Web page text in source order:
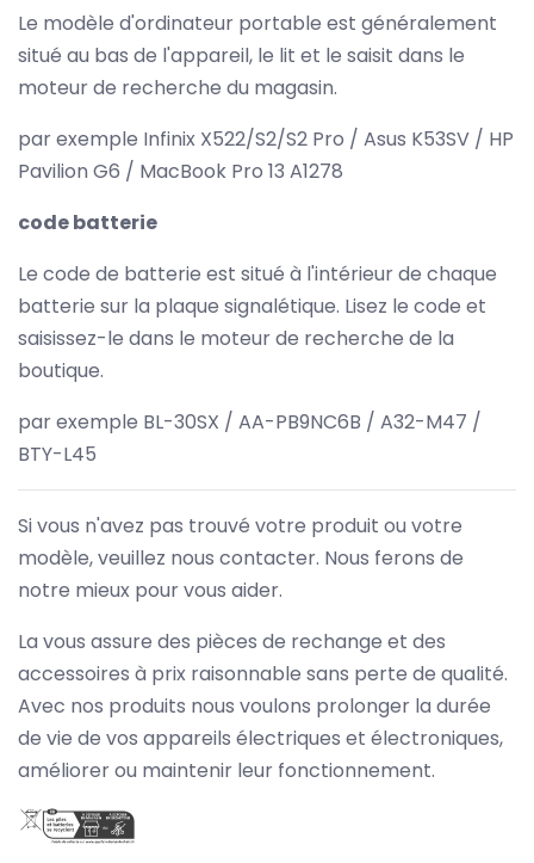
Le modèle d'ordinateur portable est généralement
situé au bas de l'appareil, le lit et le saisit dans le
moteur de recherche du magasin.
par exemple Infinix X522/S2/S2 Pro / Asus K53SV / HP
Pavilion G6 / MacBook Pro 13 A1278
code batterie
Le code de batterie est situé à l'intérieur de chaque
batterie sur la plaque signalétique. Lisez le code et
saisissez-le dans le moteur de recherche de la
boutique.
par exemple BL-30SX / AA-PB9NC6B / A32-M47 /
BTY-L45
Si vous n'avez pas trouvé votre produit ou votre
modèle, veuillez nous contacter. Nous ferons de
notre mieux pour vous aider.
La vous assure des pièces de rechange et des
accessoires à prix raisonnable sans perte de qualité.
Avec nos produits nous voulons prolonger la durée
de vie de vos appareils électriques et électroniques,
améliorer ou maintenir leur fonctionnement.